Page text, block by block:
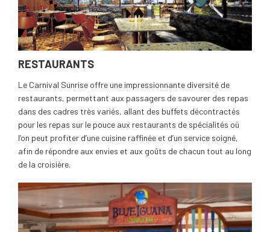
RESTAURANTS
Le Carnival Sunrise offre une impressionnante diversité de
restaurants, permettant aux passagers de savourer des repas
dans des cadres très variés, allant des buffets décontractés
pour les repas sur le pouce aux restaurants de spécialités où
l’on peut profiter d’une cuisine raffinée et d’un service soigné,
afin de répondre aux envies et aux goûts de chacun tout au long
de la croisière.